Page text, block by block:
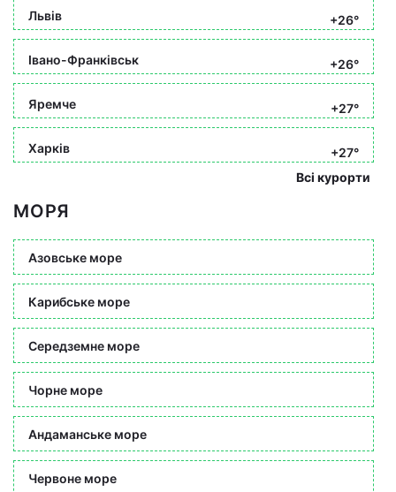
Львів +26°
Івано-Франківськ +26°
Яремче +27°
Харків
+27°
Всі курорти
МОРЯ
Азовське море
Карибське море
Середземне море
Чорне море
Андаманське море
Червоне море